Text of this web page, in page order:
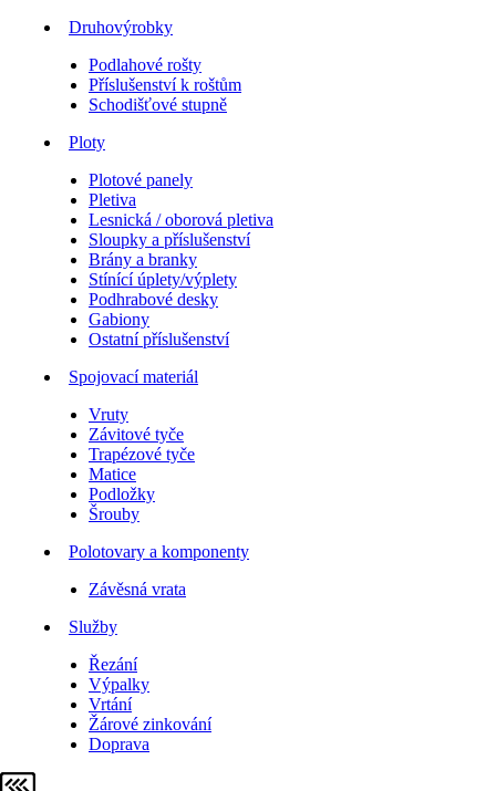
Druhovýrobky
Podlahové rošty
Příslušenství k roštům
Schodišťové stupně
Ploty
Plotové panely
Pletiva
Lesnická / oborová pletiva
Sloupky a příslušenství
Brány a branky
Stínící úplety/výplety
Podhrabové desky
Gabiony
Ostatní příslušenství
Spojovací materiál
Vruty
Závitové tyče
Trapézové tyče
Matice
Podložky
Šrouby
Polotovary a komponenty
Závěsná vrata
Služby
Řezání
Výpalky
Vrtání
Žárové zinkování
Doprava